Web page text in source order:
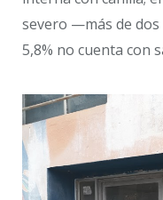
severo —más de
5,8% no cuenta con